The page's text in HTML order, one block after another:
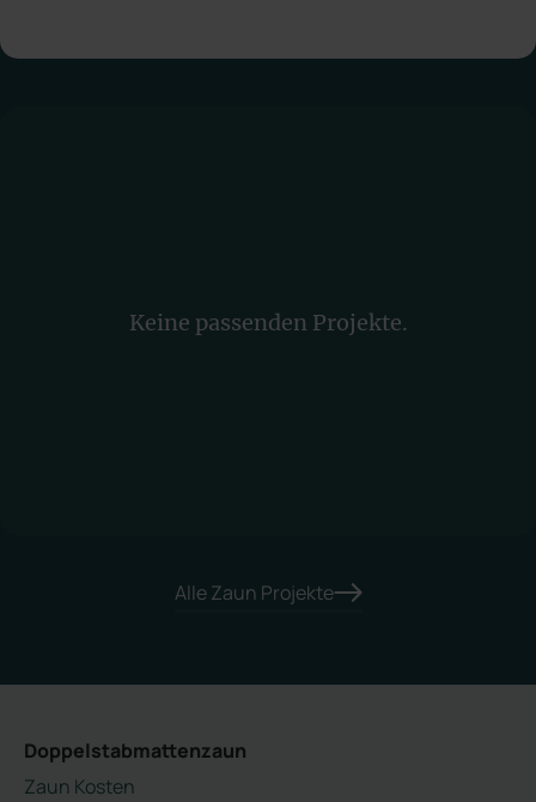
Keine passenden Projekte.
Alle Zaun Projekte
Doppelstabmattenzaun
Zaun Kosten